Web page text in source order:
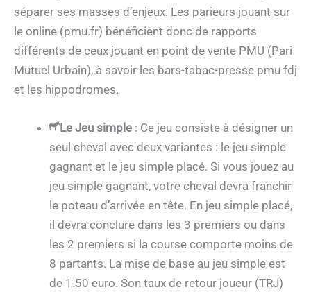
séparer ses masses d’enjeux. Les parieurs jouant sur
le online (pmu.fr) bénéficient donc de rapports
différents de ceux jouant en point de vente PMU (Pari
Mutuel Urbain), à savoir les bars-tabac-presse pmu fdj
et les hippodromes.
Le Jeu simple : Ce jeu consiste à désigner un
seul cheval avec deux variantes : le jeu simple
gagnant et le jeu simple placé. Si vous jouez au
jeu simple gagnant, votre cheval devra franchir
le poteau d’arrivée en tête. En jeu simple placé,
il devra conclure dans les 3 premiers ou dans
les 2 premiers si la course comporte moins de
8 partants. La mise de base au jeu simple est
de 1.50 euro. Son taux de retour joueur (TRJ)